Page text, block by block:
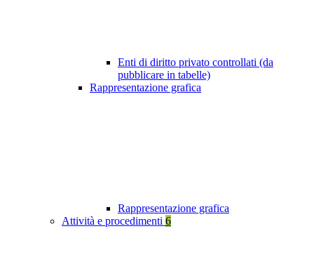
Enti di diritto privato controllati (da
pubblicare in tabelle)
Rappresentazione grafica
Rappresentazione grafica
Attività e procedimenti 6